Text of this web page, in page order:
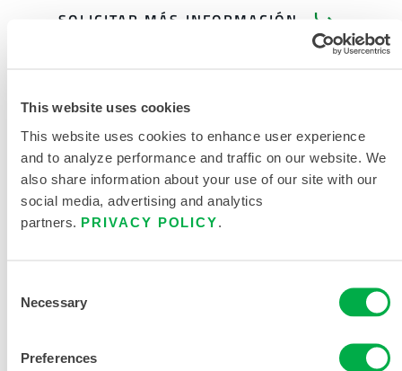
This website uses cookies
This website uses cookies to enhance user experience
and to analyze performance and traffic on our website. We
also share information about your use of our site with our
social media, advertising and analytics
partners. PRIVACY POLICY
Selection
Necessary
Preferences
SOLICITAR MÁS INFORMACIÓN
DOCUMENTACIÓN DEL
PRODUCTO
DOCUMENTOS RELACIONADOS